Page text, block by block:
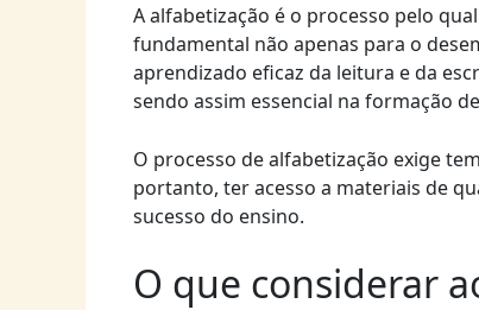
A alfabetização é o processo pelo
fundamental não apenas para o
aprendizado eficaz da leitura e da
sendo assim essencial na formação
O processo de alfabetização exige
portanto, ter acesso a materiais de
sucesso do ensino.
O que considerar